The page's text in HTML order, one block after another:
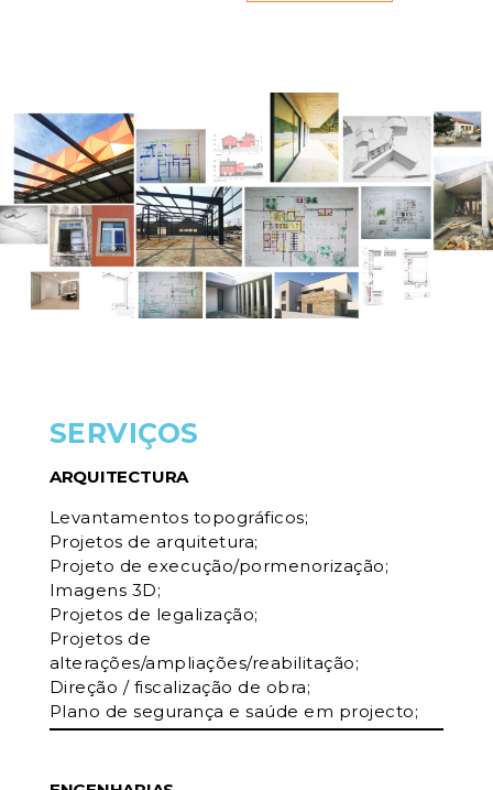
SERVIÇOS
ARQUITECTURA
Levantamentos topográficos;
Projetos de arquitetura;
Projeto de execução/pormenorização;
Imagens 3D;
Projetos de legalização;
Projetos de
alterações/ampliações/reabilitação;
Direção / fiscalização de obra;
Plano de segurança e saúde em projecto;